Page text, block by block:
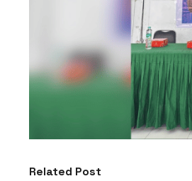
Related Post